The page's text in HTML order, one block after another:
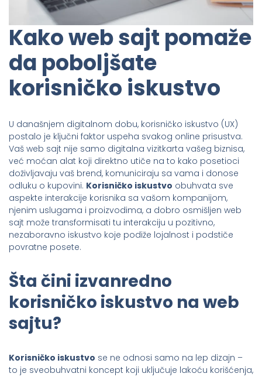
Kako web sajt pomaže
da poboljšate
korisničko iskustvo
U današnjem digitalnom dobu, korisničko iskustvo (UX)
postalo je ključni faktor uspeha svakog online prisustva.
Vaš web sajt nije samo digitalna vizitkarta vašeg biznisa,
već moćan alat koji direktno utiče na to kako posetioci
doživljavaju vaš brend, komuniciraju sa vama i donose
odluku o kupovini. Korisničko iskustvo obuhvata sve
aspekte interakcije korisnika sa vašom kompanijom,
njenim uslugama i proizvodima, a dobro osmišljen web
sajt može transformisati tu interakciju u pozitivno,
nezaboravno iskustvo koje podiže lojalnost i podstiče
povratne posete.
Šta čini izvanredno
korisničko iskustvo na web
sajtu?
Korisničko iskustvo se ne odnosi samo na lep dizajn –
to je sveobuhvatni koncept koji uključuje lakoću korišćenja,